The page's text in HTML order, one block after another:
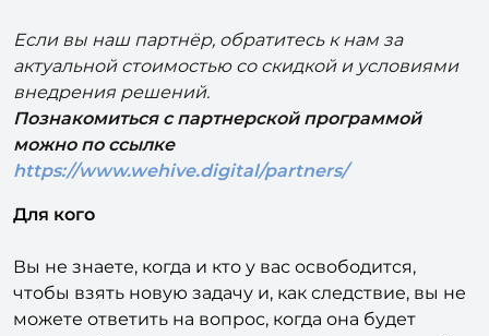
Если вы наш партнёр, обратитесь к нам за
актуальной стоимостью со скидкой и условиями
внедрения решений.
Познакомиться с партнерской программой
можно по ссылке
https://www.wehive.digital/partners/
Для кого
Вы не знаете, когда и кто у вас освободится,
чтобы взять новую задачу и, как следствие, вы не
можете ответить на вопрос, когда она будет